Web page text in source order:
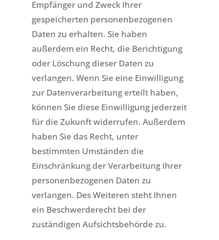
Empfänger und Zweck Ihrer
gespeicherten personenbezogenen
Daten zu erhalten. Sie haben
außerdem ein Recht, die Berichtigung
oder Löschung dieser Daten zu
verlangen. Wenn Sie eine Einwilligung
zur Datenverarbeitung erteilt haben,
können Sie diese Einwilligung jederzeit
für die Zukunft widerrufen. Außerdem
haben Sie das Recht, unter
bestimmten Umständen die
Einschränkung der Verarbeitung Ihrer
personenbezogenen Daten zu
verlangen. Des Weiteren steht Ihnen
ein Beschwerderecht bei der
zuständigen Aufsichtsbehörde zu.